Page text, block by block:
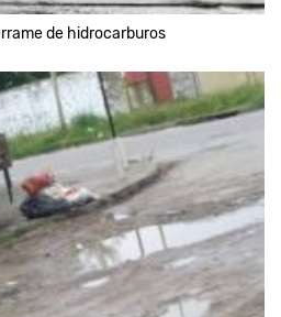
de hidrocarburos